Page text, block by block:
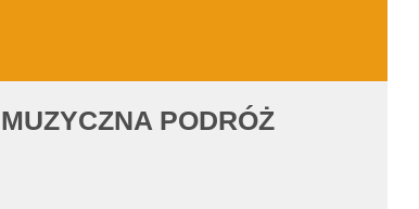
PODRÓŻ